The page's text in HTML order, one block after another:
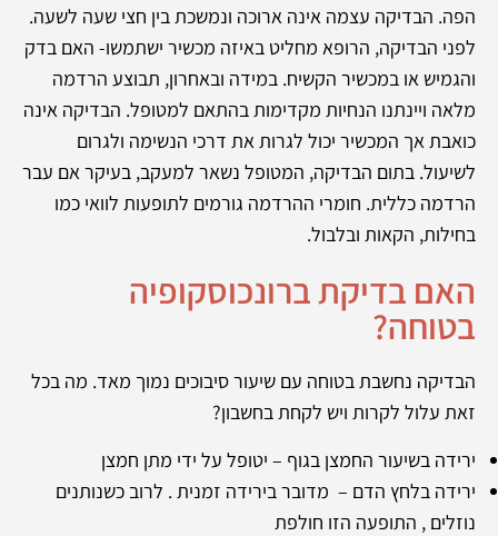
הפה. הבדיקה עצמה אינה ארוכה ונמשכת בין חצי שעה לשעה.
לפני הבדיקה, הרופא מחליט באיזה מכשיר ישתמשו- האם בדק
והגמיש או במכשיר הקשיח. במידה ובאחרון, תבוצע הרדמה
מלאה ויינתנו הנחיות מקדימות בהתאם למטופל. הבדיקה אינה
כואבת אך המכשיר יכול לגרות את דרכי הנשימה ולגרום
לשיעול. בתום הבדיקה, המטופל נשאר למעקב, בעיקר אם עבר
הרדמה כללית. חומרי ההרדמה גורמים לתופעות לוואי כמו
בחילות, הקאות ובלבול.
האם בדיקת ברונכוסקופיה
בטוחה?
הבדיקה נחשבת בטוחה עם שיעור סיבוכים נמוך מאד. מה בכל
זאת עלול לקרות ויש לקחת בחשבון?
ירידה בשיעור החמצן בגוף – יטופל על ידי מתן חמצן
ירידה בלחץ הדם – מדובר בירידה זמנית . לרוב כשנותנים
נוזלים , התופעה הזו חולפת